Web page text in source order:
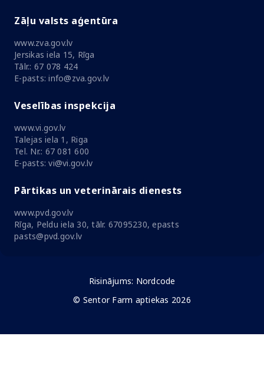
Zāļu valsts aģentūra
www.zva.gov.lv
Jersikas iela 15, Rīga
Tālr.: 67 078 424
E-pasts: info@zva.gov.lv
Veselības inspekcija
www.vi.gov.lv
Talejas iela 1, Riga
Tel. Nr.: 67 081 600
E-pasts: vi@vi.gov.lv
Pārtikas un veterinārais dienests
www.pvd.gov.lv
Rīga, Peldu iela 30, tālr. 67095230, epasts
pasts@pvd.gov.lv
Risinājums: Nordcode
© Sentor Farm aptiekas 2026